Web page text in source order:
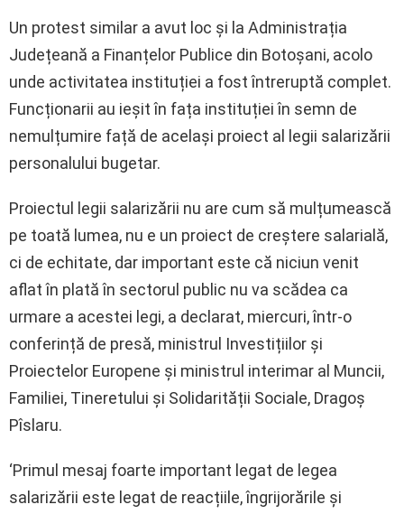
Un protest similar a avut loc și la Administrația
Județeană a Finanțelor Publice din Botoșani, acolo
unde activitatea instituției a fost întreruptă complet.
Funcționarii au ieșit în fața instituției în semn de
nemulțumire față de același proiect al legii salarizării
personalului bugetar.
Proiectul legii salarizării nu are cum să mulțumească
pe toată lumea, nu e un proiect de creștere salarială,
ci de echitate, dar important este că niciun venit
aflat în plată în sectorul public nu va scădea ca
urmare a acestei legi, a declarat, miercuri, într-o
conferință de presă, ministrul Investițiilor și
Proiectelor Europene și ministrul interimar al Muncii,
Familiei, Tineretului și Solidarității Sociale, Dragoș
Pîslaru.
‘Primul mesaj foarte important legat de legea
salarizării este legat de reacțiile, îngrijorările și